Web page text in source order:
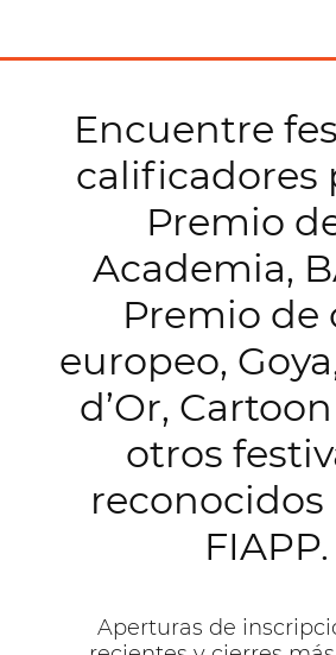
Encuentre
calificadores
Premio
Academia,
Premio de
europeo,
d’Or,
otros
reconocidos
FIAPP.
Aperturas de